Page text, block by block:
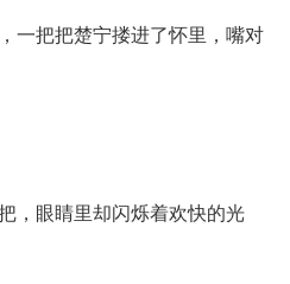
把把楚宁搂进了怀里，嘴对
眼睛里却闪烁着欢快的光